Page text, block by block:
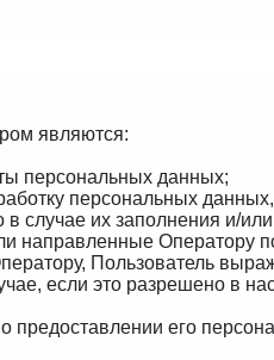
являются:
персональных данных;
персональных
их заполнения и/
направленные Оператору
Пользователь
если это разрешено в
его